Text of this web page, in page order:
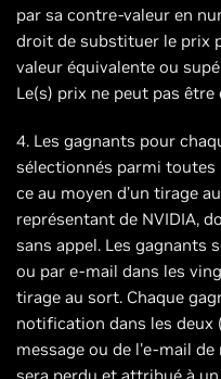
par sa contre-valeur en
droit de substituer le prix
valeur équivalente ou
Le(s) prix ne peut pas
4. Les gagnants pour
sélectionnés parmi
ce au moyen d’un tirage
représentant de NVIDIA,
sans appel. Les gagnants
ou par e-mail dans les
tirage au sort. Chaque
notification dans les deux
message ou de l'e-mail
sera perdu et attribué à